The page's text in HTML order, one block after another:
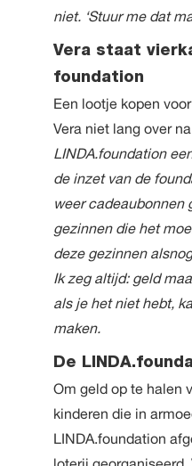
niet. ‘Stuur me dat
Vera staat
foundation
Een lootje kopen
Vera niet lang over
LINDA.foundation
de inzet van de
weer cadeaubonnen
gezinnen die het
deze gezinnen
Ik zeg altijd: geld
als je het niet hebt,
maken.
De
Om geld op te halen
kinderen die in
LINDA.foundation